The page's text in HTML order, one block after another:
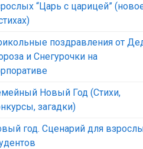
“Царь с царицей”
поздравления от
и Снегурочки на
Новый Год (Стихи,
загадки)
год. Сценарий для